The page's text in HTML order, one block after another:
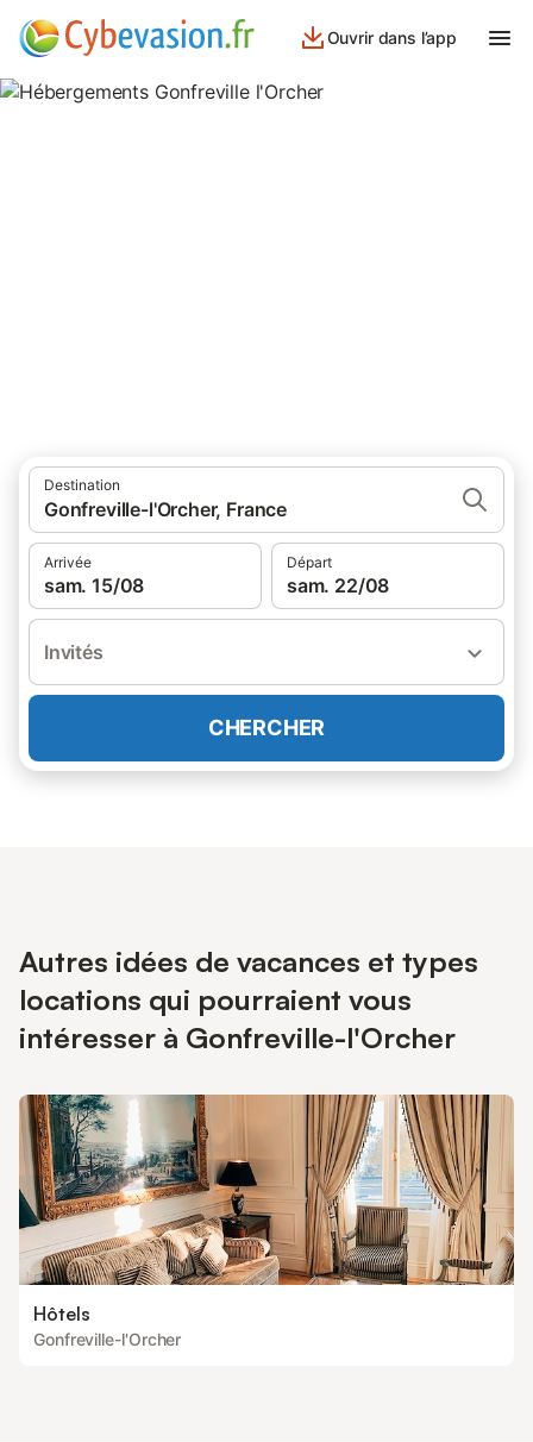
Ouvrir dans l’app
Destination
Gonfreville-l'Orcher, France
Arrivée
sam. 15/08
Départ
sam. 22/08
Invités
CHERCHER
Autres idées de vacances et types
locations qui pourraient vous
intéresser à Gonfreville-l'Orcher
Hôtels
Gonfreville-l'Orcher